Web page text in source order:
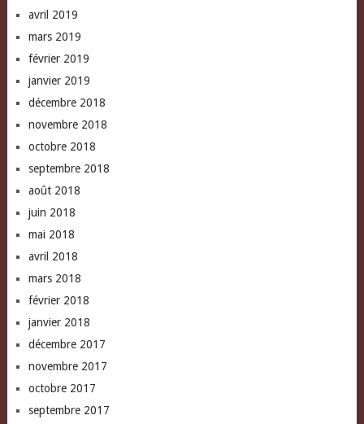
avril 2019
mars 2019
février 2019
janvier 2019
décembre 2018
novembre 2018
octobre 2018
septembre 2018
août 2018
juin 2018
mai 2018
avril 2018
mars 2018
février 2018
janvier 2018
décembre 2017
novembre 2017
octobre 2017
septembre 2017